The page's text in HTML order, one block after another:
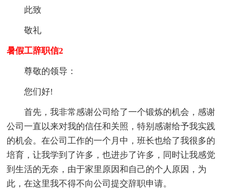
此致
敬礼
暑假工辞职信2
尊敬的领导：
您们好!
首先，我非常感谢公司给了一个锻炼的机会，感谢
公司一直以来对我的信任和关照，特别感谢给予我实践
的机会。在公司工作的一个月中，班长也给了我很多的
培育，让我学到了许多，也进步了许多，同时让我感觉
到生活的无奈，由于家里原因和自己的个人原因，为
此，在这里我不得不向公司提交辞职申请。